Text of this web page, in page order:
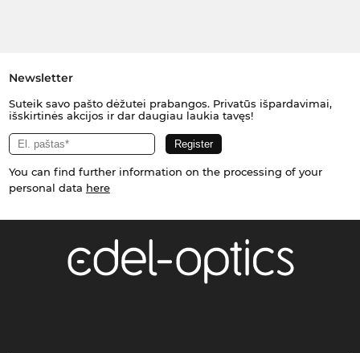
Newsletter
Suteik savo pašto dėžutei prabangos. Privatūs išpardavimai,
išskirtinės akcijos ir dar daugiau laukia tavęs!
You can find further information on the processing of your
personal data here